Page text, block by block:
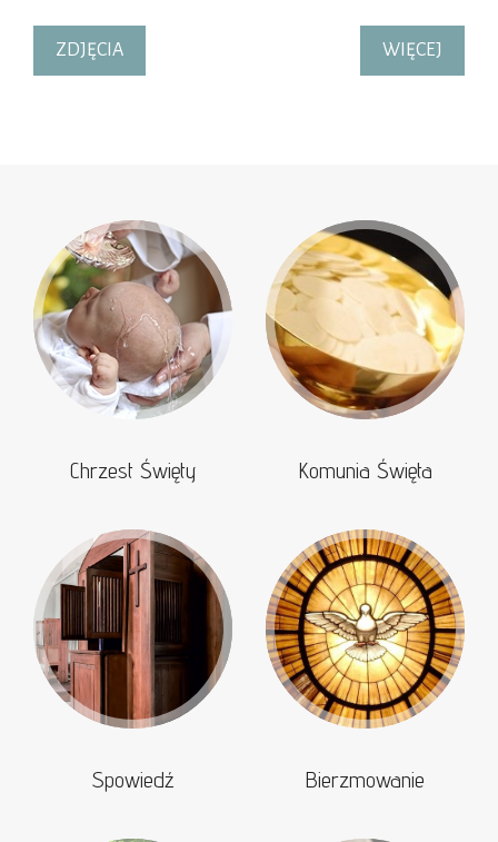
WIĘCEJ
ZDJĘCIA
Chrzest Święty Komunia Święta
Spowiedź Bierzmowanie